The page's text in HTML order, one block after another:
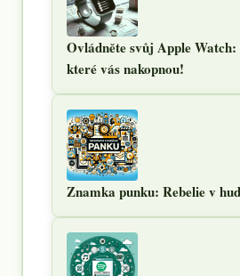
Ovládněte svůj Apple
které vás nakopnou!
Znamka punku: Rebelie v